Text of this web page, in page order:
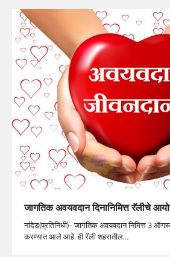
जागतिक अवयवदान दिनानिमित्त रॅलीचे
नांदेड(प्रतिनिधी)- जागतिक अवयवदान निमित्त 3
करण्यात आले आहे. ही रॅली शहरातील…